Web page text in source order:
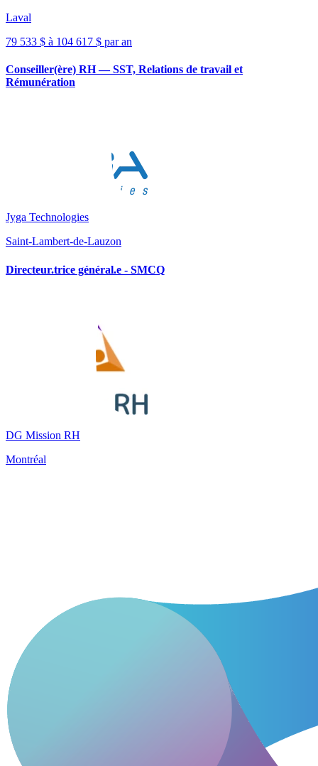
Laval
79 533 $ à 104 617 $ par an
Conseiller(ère) RH — SST, Relations de travail et
Rémunération
Jyga Technologies
Saint-Lambert-de-Lauzon
Directeur.trice général.e - SMCQ
DG Mission RH
Montréal